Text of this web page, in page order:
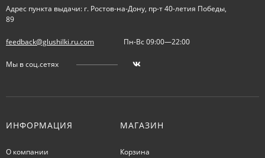
Адрес пункта выдачи: г. Ростов-на-Дону, пр-т 40-летия Победы,
89
feedback@glushilki.ru.com Пн-Вс 09:00—22:00
Мы в соц.сетях
ИНФОРМАЦИЯ
О компании
МАГАЗИН
Корзина